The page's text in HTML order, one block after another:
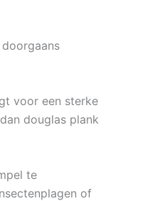
voor een sterke
douglas plank
te
of